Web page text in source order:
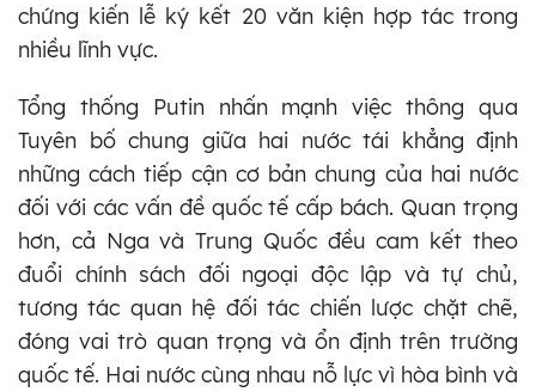
chứng kiến lễ ký kết 20 văn kiện hợp tác trong
nhiều lĩnh vực.
Tổng thống Putin nhấn mạnh việc thông qua
Tuyên bố chung giữa hai nước tái khẳng định
những cách tiếp cận cơ bản chung của hai nước
đối với các vấn đề quốc tế cấp bách. Quan trọng
hơn, cả Nga và Trung Quốc đều cam kết theo
đuổi chính sách đối ngoại độc lập và tự chủ,
tương tác quan hệ đối tác chiến lược chặt chẽ,
đóng vai trò quan trọng và ổn định trên trường
quốc tế. Hai nước cùng nhau nỗ lực vì hòa bình và